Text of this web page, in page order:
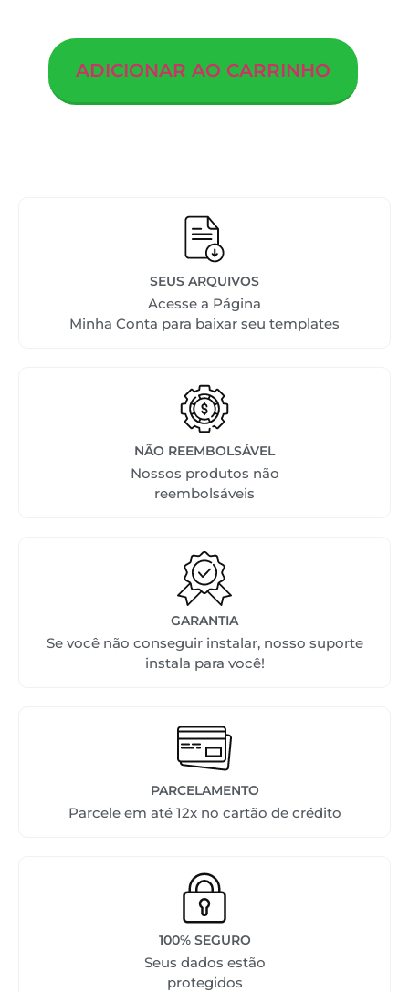
ADICIONAR AO CARRINHO
SEUS ARQUIVOS
Acesse a Página
Minha Conta para baixar seu templates
NÃO REEMBOLSÁVEL
Nossos produtos não
reembolsáveis
GARANTIA
Se você não conseguir instalar, nosso suporte
instala para você!
PARCELAMENTO
Parcele em até 12x no cartão de crédito
100% SEGURO
Seus dados estão
protegidos